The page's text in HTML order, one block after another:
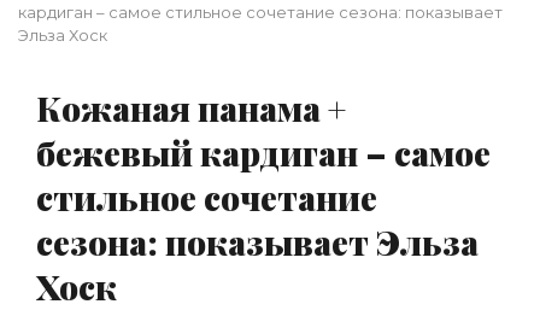
кардиган – самое стильное сочетание сезона: показывает
Эльза Хоск
Кожаная панама +
бежевый кардиган – самое
стильное сочетание
сезона: показывает Эльза
Хоск